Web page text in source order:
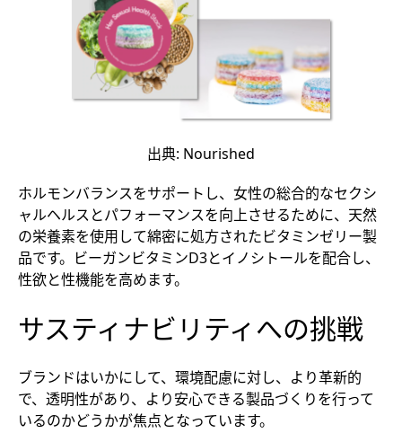
出典: Nourished
ホルモンバランスをサポートし、女性の総合的なセクシ
ャルヘルスとパフォーマンスを向上させるために、天然
の栄養素を使用して綿密に処方されたビタミンゼリー製
品です。ビーガンビタミンD3とイノシトールを配合し、
性欲と性機能を高めます。
サスティナビリティへの挑戦
ブランドはいかにして、環境配慮に対し、より革新的
で、透明性があり、より安心できる製品づくりを行って
いるのかどうかが焦点となっています。